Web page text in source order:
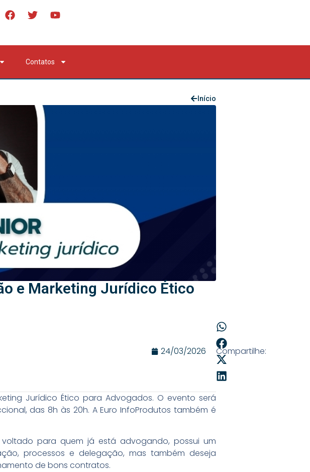
Contatos
Início
e Marketing Jurídico Ético
24/03/2026 Compartilhe:
Jurídico Ético para Advogados. O evento será
das 8h às 20h. A Euro InfoProdutos também é
para quem já está advogando, possui um
processos e delegação, mas também deseja
de bons contratos.